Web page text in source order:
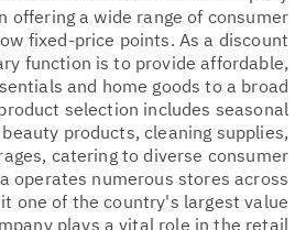
offering a wide range of consumer
fixed-price points. As a discount
function is to provide affordable,
and home goods to a broad
selection includes seasonal
products, cleaning supplies,
catering to diverse consumer
operates numerous stores across
one of the country's largest value